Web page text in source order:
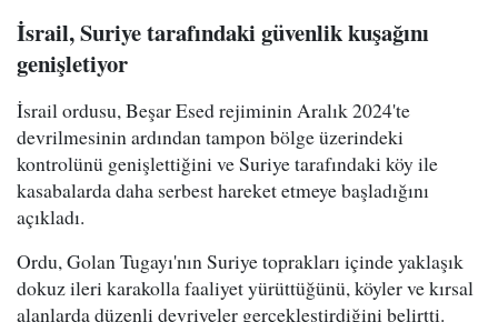
İsrail, Suriye tarafındaki güvenlik kuşağını
genişletiyor
İsrail ordusu, Beşar Esed rejiminin Aralık 2024'te
devrilmesinin ardından tampon bölge üzerindeki
kontrolünü genişlettiğini ve Suriye tarafındaki köy ile
kasabalarda daha serbest hareket etmeye başladığını
açıkladı.
Ordu, Golan Tugayı'nın Suriye toprakları içinde yaklaşık
dokuz ileri karakolla faaliyet yürüttüğünü, köyler ve kırsal
alanlarda düzenli devriyeler gerçekleştirdiğini belirtti.